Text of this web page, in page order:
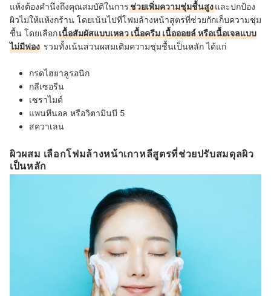
แห้งต้องคำนึงถึงคุณสมบัติในการช่วยเพิ่มความชุ่มชื้นสูงและปกป้อง
ผิวไม่ให้แห้งกร้าน โดยเน้นไปที่โฟมล้างหน้าสูตรที่ช่วยกักเก็บความชุ่ม
ชื้น โดยเลือกเนื้อสัมผัสแบบเหลว เนื้อครีม เนื้อออยล์ หรือเนื้อเจลแบบ
ไม่มีฟอง รวมทั้งเน้นส่วนผสมเติมความชุ่มชื้นเป็นหลัก ได้แก่
กรดไฮยาลูรอนิก
กลีเซอรีน
เซราไมด์
แพนทีนอล หรือวิตามินบี 5
สควาเลน
ผิวผสม เลือกโฟมล้างหน้าเกาหลีสูตรที่ช่วยปรับสมดุลผิว
เป็นหลัก